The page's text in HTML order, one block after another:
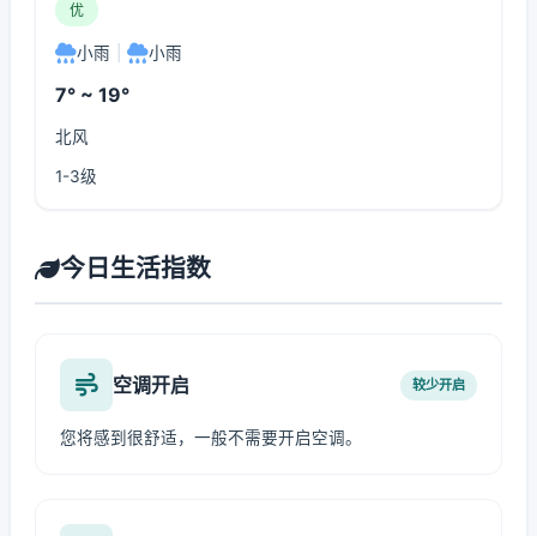
优
小雨 小雨
7° ~ 19°
北风
1-3级
今日生活指数
空调开启 较少开启
您将感到很舒适，一般不需要开启空调。